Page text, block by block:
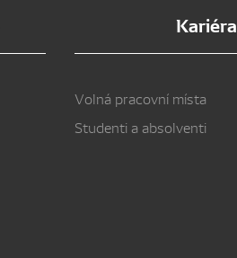
Kariéra
Volná pracovní místa
Studenti a absolventi